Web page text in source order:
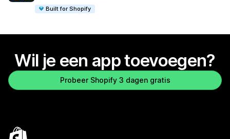
Built for Shopify
Wil je een app toevoegen?
Probeer Shopify 3 dagen gratis